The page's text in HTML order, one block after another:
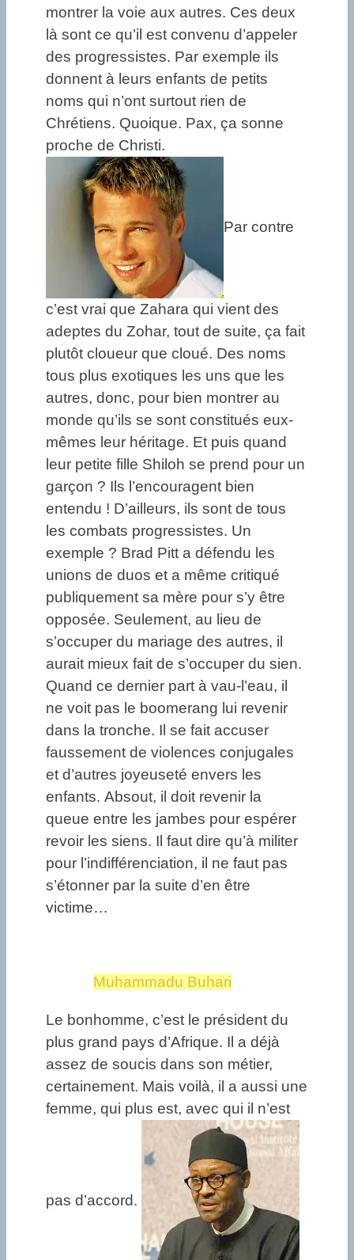
montrer la voie aux autres. Ces deux
là sont ce qu’il est convenu d’appeler
des progressistes. Par exemple ils
donnent à leurs enfants de petits
noms qui n’ont surtout rien de
Chrétiens. Quoique. Pax, ça sonne
proche de Christi.
Par contre
c’est vrai que Zahara qui vient des
adeptes du Zohar, tout de suite, ça fait
plutôt cloueur que cloué. Des noms
tous plus exotiques les uns que les
autres, donc, pour bien montrer au
monde qu’ils se sont constitués eux-
mêmes leur héritage. Et puis quand
leur petite fille Shiloh se prend pour un
garçon ? Ils l’encouragent bien
entendu ! D’ailleurs, ils sont de tous
les combats progressistes. Un
exemple ? Brad Pitt a défendu les
unions de duos et a même critiqué
publiquement sa mère pour s’y être
opposée. Seulement, au lieu de
s’occuper du mariage des autres, il
aurait mieux fait de s’occuper du sien.
Quand ce dernier part à vau-l’eau, il
ne voit pas le boomerang lui revenir
dans la tronche. Il se fait accuser
faussement de violences conjugales
et d’autres joyeuseté envers les
enfants. Absout, il doit revenir la
queue entre les jambes pour espérer
revoir les siens. Il faut dire qu’à militer
pour l’indifférenciation, il ne faut pas
s’étonner par la suite d’en être
victime…
Muhammadu Buhari
Le bonhomme, c’est le président du
plus grand pays d’Afrique. Il a déjà
assez de soucis dans son métier,
certainement. Mais voilà, il a aussi une
femme, qui plus est, avec qui il n’est
pas d’accord.